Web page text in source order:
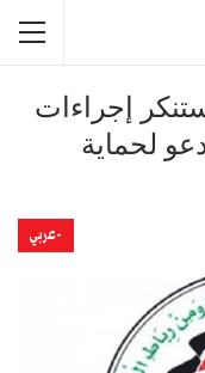
إجراءات
لحماية
-عربي